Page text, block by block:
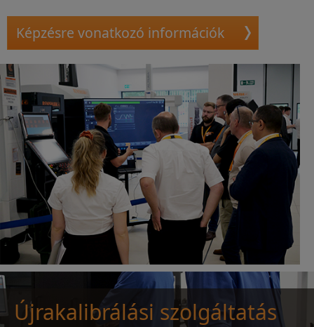
Képzésre vonatkozó információk
Újrakalibrálási szolgáltatás